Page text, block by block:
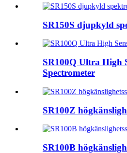
SR150S djupkyld
SR100Q Ultra High
Spectrometer
SR100Z
SR100B